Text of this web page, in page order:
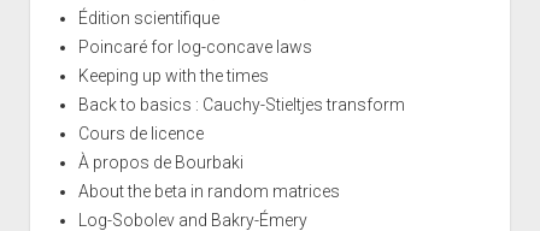
Édition scientifique
Poincaré for log-concave laws
Keeping up with the times
Back to basics : Cauchy-Stieltjes transform
Cours de licence
À propos de Bourbaki
About the beta in random matrices
Log-Sobolev and Bakry-Émery